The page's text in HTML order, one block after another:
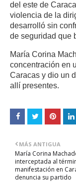
del este de
violencia de la
desarrolló sin
de seguridad que
María Corina
concentración en
Caracas y dio un
allí presentes.
MÁS ANTIGUA
María Corina
interceptada al
manifestación en
denuncia su partido